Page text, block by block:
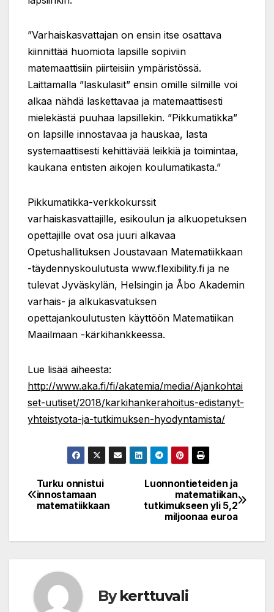
”Varhaiskasvattajan on ensin itse osattava
kiinnittää huomiota lapsille sopiviin
matemaattisiin piirteisiin ympäristössä.
Laittamalla ”laskulasit” ensin omille silmille voi
alkaa nähdä laskettavaa ja matemaattisesti
mielekästä puuhaa lapsillekin. ”Pikkumatikka”
on lapsille innostavaa ja hauskaa, lasta
systemaattisesti kehittävää leikkiä ja toimintaa,
kaukana entisten aikojen koulumatikasta.”
Pikkumatikka-verkkokurssit
varhaiskasvattajille, esikoulun ja alkuopetuksen
opettajille ovat osa juuri alkavaa
Opetushallituksen Joustavaan Matematiikkaan
-täydennyskoulutusta www.flexibility.fi ja ne
tulevat Jyväskylän, Helsingin ja Åbo Akademin
varhais- ja alkukasvatuksen
opettajankoulutusten käyttöön Matematiikan
Maailmaan -kärkihankkeessa.
Lue lisää aiheesta:
http://www.aka.fi/fi/akatemia/media/Ajankohtai
set-uutiset/2018/karkihankerahoitus-edistanyt-
yhteistyota-ja-tutkimuksen-hyodyntamista/
Post
navigation
Luonnontieteiden ja
matematiikan
tutkimukseen yli 5,2
miljoonaa euroa
Turku onnistui
innostamaan
matematiikkaan
Bykerttuvali